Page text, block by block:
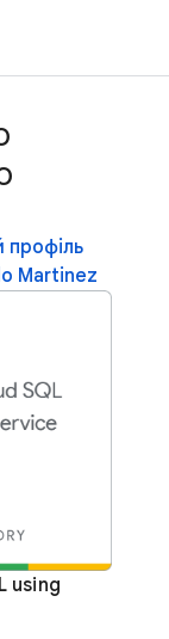
профіль
Martinez